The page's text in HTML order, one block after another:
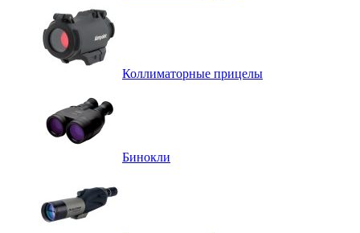
Коллиматорные прицелы
Бинокли